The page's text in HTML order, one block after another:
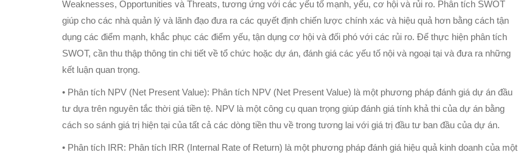
Weaknesses, Opportunities và Threats, tương ứng với các yếu tố mạnh, yếu, cơ hội và rủi ro. Phân tích SWOT
giúp cho các nhà quản lý và lãnh đạo đưa ra các quyết định chiến lược chính xác và hiệu quả hơn bằng cách tận
dụng các điểm mạnh, khắc phục các điểm yếu, tận dụng cơ hội và đối phó với các rủi ro. Để thực hiện phân tích
SWOT, cần thu thập thông tin chi tiết về tổ chức hoặc dự án, đánh giá các yếu tố nội và ngoại tại và đưa ra những
kết luận quan trọng.
• Phân tích NPV (Net Present Value): Phân tích NPV (Net Present Value) là một phương pháp đánh giá dự án đầu
tư dựa trên nguyên tắc thời giá tiền tệ. NPV là một công cụ quan trọng giúp đánh giá tính khả thi của dự án bằng
cách so sánh giá trị hiện tại của tất cả các dòng tiền thu về trong tương lai với giá trị đầu tư ban đầu của dự án.
• Phân tích IRR: Phân tích IRR (Internal Rate of Return) là một phương pháp đánh giá hiệu quả kinh doanh của một